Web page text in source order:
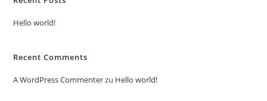
Hello world!
Recent Comments
A WordPress Commenterzu Hello world!